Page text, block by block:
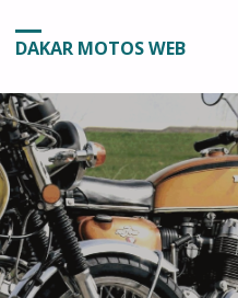
DAKAR MOTOS WEB